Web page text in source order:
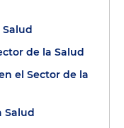
Salud
de la Salud
el Sector de la
Salud